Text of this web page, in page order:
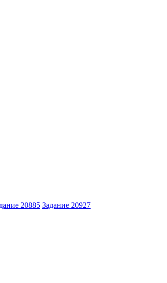
20885 Задание 20927